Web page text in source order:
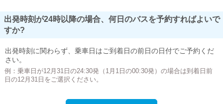
出発時刻が24時以降の場合、何日のバスを予約すればよいで
すか?
出発時刻に関わらず、乗車日はご到着日の前日の日付でご予約くだ
さい。
例：乗車日が12月31日の24:30発（1月1日の00:30発）の場合は到着日前
日の12月31日をご選択ください。